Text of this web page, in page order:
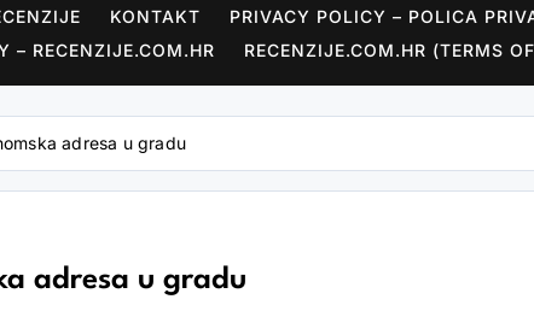
KONTAKT
PRIVACY POLICY – POLICA
– RECENZIJE.COM.HR
RECENZIJE.COM.HR (TERMS
adresa u gradu
adresa u gradu